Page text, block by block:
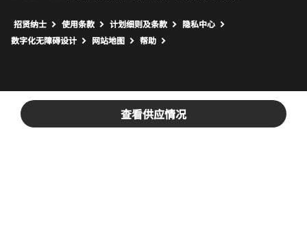
查看供应情况
招贤纳士 使用条款 计划细则及条款
隐私中心
数字化无障碍设计
网站地图 打开新窗口
帮助